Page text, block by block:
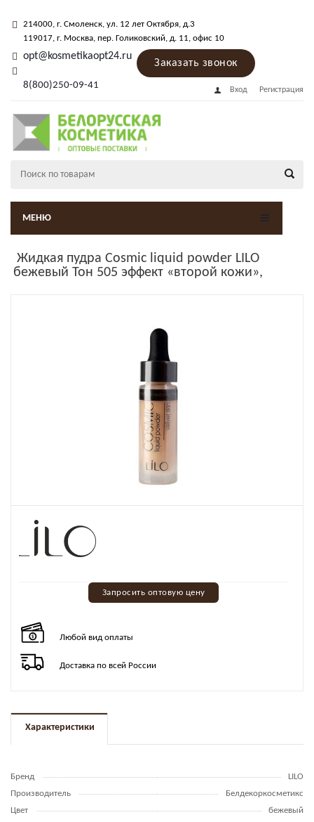
214000, г. Смоленск, ул. 12 лет Октября, д.3
119017, г. Москва, пер. Голиковский, д. 11, офис 10
opt@kosmetikaopt24.ru
8(800)250-09-41
Заказать звонок
Вход Регистрация
МЕНЮ
Жидкая пудра Cosmic liquid powder LILO
бежевый Тон 505 эффект «второй кожи»,
Запросить оптовую цену
Любой вид оплаты
Доставка по всей России
Характеристики
Бренд
LILO
Производитель
Белдекоркосметикс
Цвет
бежевый